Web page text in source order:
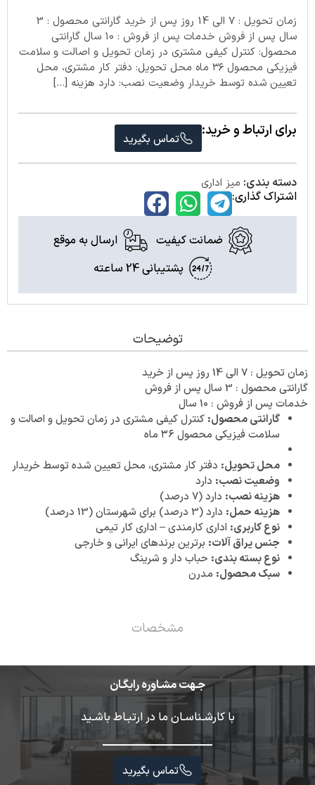
زمان تحویل : 7 الی 14 روز پس از خرید گارانتی محصول : 3
سال پس از فروش خدمات پس از فروش : 10 سال گارانتی
محصول: کنترل کیفی مشتری در زمان تحویل و اصالت و سلامت
فیزیکی محصول ۳۶ ماه محل تحویل: دفتر کار مشتری، محل
تعیین شده توسط خریدار وضعیت نصب: دارد هزینه […]
برای ارتباط و خرید: تماس بگیرید
دسته بندی: میز اداری
اشتراک گذاری:
ضمانت کیفیت
ارسال به موقع
پشتیبانی 24 ساعته
توضیحات
مشخصات
زمان تحویل : 7 الی 14 روز پس از خرید
گارانتی محصول : 3 سال پس از فروش
خدمات پس از فروش : 10 سال
گارانتی محصول: کنترل کیفی مشتری در زمان تحویل و اصالت و
سلامت فیزیکی محصول ۳۶ ماه
محل تحویل: دفتر کار مشتری، محل تعیین شده توسط خریدار
وضعیت نصب: دارد
هزینه نصب: دارد (7 درصد)
هزینه حمل: دارد (3 درصد) برای شهرستان (13 درصد)
نوع کاربری: اداری کارمندی – اداری کار تیمی
جنس یراق آلات: برترین برندهای ایرانی و خارجی
نوع بسته بندی: حباب دار و شرینگ
سبک محصول: مدرن
جـهت مشـاوره رایگـان
با کارشـناسـان ما در ارتبـاط باشـید
تماس بگیرید